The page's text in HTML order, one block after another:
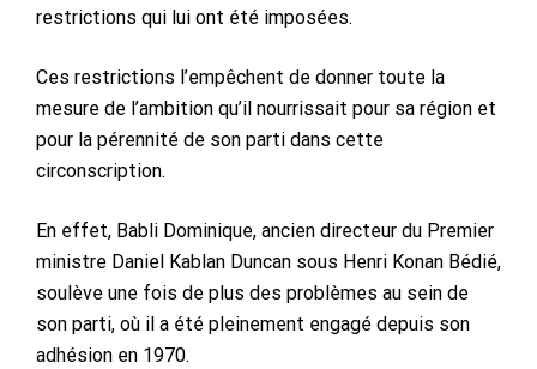
restrictions qui lui ont été imposées.
Ces restrictions l’empêchent de donner toute la
mesure de l’ambition qu’il nourrissait pour sa région et
pour la pérennité de son parti dans cette
circonscription.
En effet, Babli Dominique, ancien directeur du Premier
ministre Daniel Kablan Duncan sous Henri Konan Bédié,
soulève une fois de plus des problèmes au sein de
son parti, où il a été pleinement engagé depuis son
adhésion en 1970.